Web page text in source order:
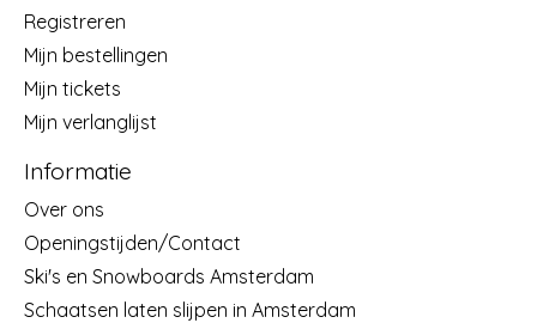
Registreren
Mijn bestellingen
Mijn tickets
Mijn verlanglijst
Informatie
Over ons
Openingstijden/Contact
Ski's en Snowboards Amsterdam
Schaatsen laten slijpen in Amsterdam